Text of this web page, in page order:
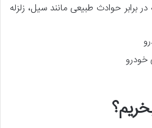
برابر حوادث طبیعی مانند سیل، زلزله
خودرو